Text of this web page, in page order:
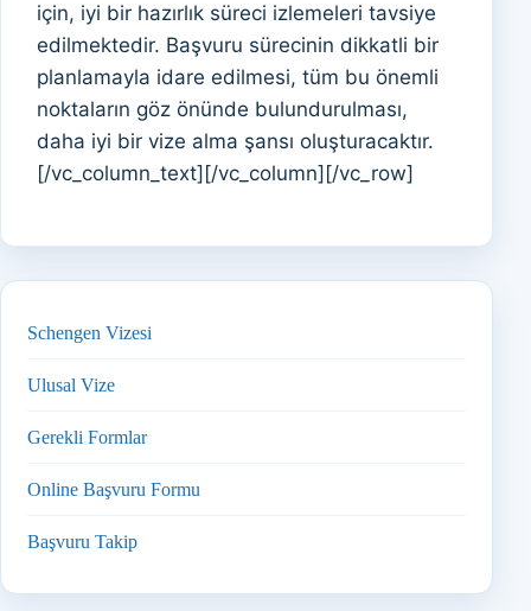
Schengen Vizesi
Ulusal Vize
Gerekli Formlar
Online Başvuru Formu
Başvuru Takip
için, iyi bir hazırlık süreci izlemeleri tavsiye
edilmektedir. Başvuru sürecinin dikkatli bir
planlamayla idare edilmesi, tüm bu önemli
noktaların göz önünde bulundurulması,
daha iyi bir vize alma şansı oluşturacaktır.
[/vc_column_text][/vc_column][/vc_row]